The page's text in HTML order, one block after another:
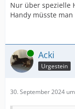
Nur über spezielle
Handy müsste
Online Acki
Urgestein
30. September 2024